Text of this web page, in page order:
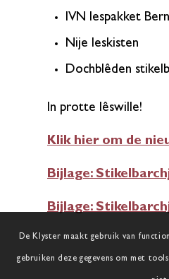
IVN lespakket
Nije leskisten
Dochblêden
In protte lêswille!
Klik hier om de
Bijlage:
Bijlage:
De Klyster maakt gebruik van
gebruiken deze gegevens om met